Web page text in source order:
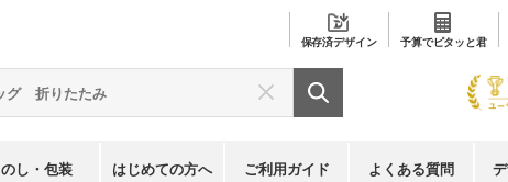
保存済デザイン 予算でピタッと君
のし・包装 はじめての方へ ご利用ガイド よくある質問